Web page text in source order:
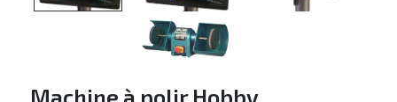
Machine à polir Hobby